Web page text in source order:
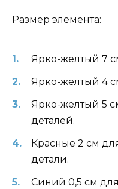
Размер элемента:
Ярко-желтый 7
Ярко-желтый 4
Ярко-желтый 5
деталей.
Красные 2 см
детали.
Синий 0,5 см для